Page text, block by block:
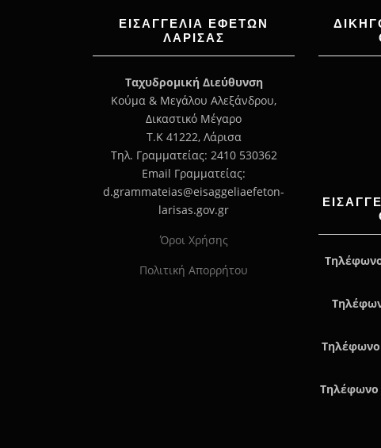
ΕΙΣΑΓΓΕΛΊΑ ΕΦΕΤΏΝ
ΛΆΡΙΣΑΣ
Ταχυδρομική Διεύθυνση
Κούμα & Μεγάλου Αλεξάνδρου,
Δικαστικό Μέγαρο
Τ.Κ 41222, Λάρισα
Τηλ. Γραμματείας: 2410 530362
Email Γραμματείας:
d.grammateias@eisaggeliaefeton-
larisas.gov.gr
Όροι Χρήσης
Πολιτική Απορρήτου
Τηλέφωνο
Τηλέφωνο